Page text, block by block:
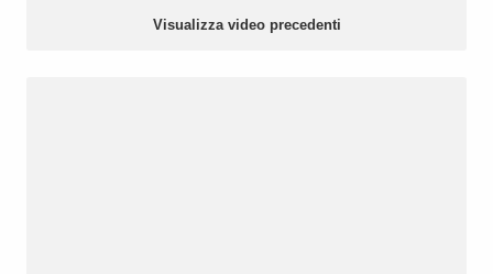
Visualizza video precedenti